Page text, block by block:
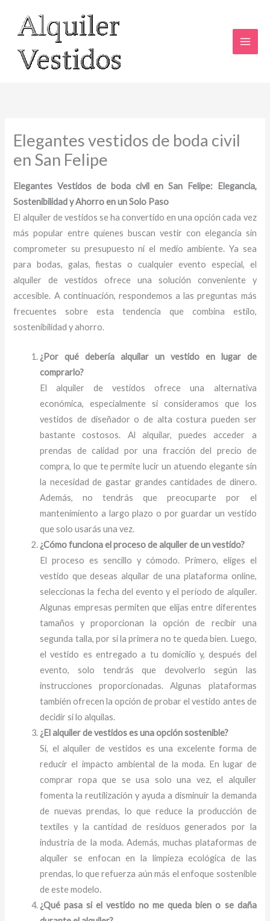
contenido
Elegantes vestidos de boda civil
en San Felipe
Elegantes Vestidos de boda civil en San Felipe: Elegancia,
Sostenibilidad y Ahorro en un Solo Paso
El alquiler de vestidos se ha convertido en una opción cada vez
más popular entre quienes buscan vestir con elegancia sin
comprometer su presupuesto ni el medio ambiente. Ya sea
para bodas, galas, fiestas o cualquier evento especial, el
alquiler de vestidos ofrece una solución conveniente y
accesible. A continuación, respondemos a las preguntas más
frecuentes sobre esta tendencia que combina estilo,
sostenibilidad y ahorro.
¿Por qué debería alquilar un vestido en lugar de
comprarlo?
El alquiler de vestidos ofrece una alternativa
económica, especialmente si consideramos que los
vestidos de diseñador o de alta costura pueden ser
bastante costosos. Al alquilar, puedes acceder a
prendas de calidad por una fracción del precio de
compra, lo que te permite lucir un atuendo elegante sin
la necesidad de gastar grandes cantidades de dinero.
Además, no tendrás que preocuparte por el
mantenimiento a largo plazo o por guardar un vestido
que solo usarás una vez.
¿Cómo funciona el proceso de alquiler de un vestido?
El proceso es sencillo y cómodo. Primero, eliges el
vestido que deseas alquilar de una plataforma online,
seleccionas la fecha del evento y el período de alquiler.
Algunas empresas permiten que elijas entre diferentes
tamaños y proporcionan la opción de recibir una
segunda talla, por si la primera no te queda bien. Luego,
el vestido es entregado a tu domicilio y, después del
evento, solo tendrás que devolverlo según las
instrucciones proporcionadas. Algunas plataformas
también ofrecen la opción de probar el vestido antes de
decidir si lo alquilas.
¿El alquiler de vestidos es una opción sostenible?
Sí, el alquiler de vestidos es una excelente forma de
reducir el impacto ambiental de la moda. En lugar de
comprar ropa que se usa solo una vez, el alquiler
fomenta la reutilización y ayuda a disminuir la demanda
de nuevas prendas, lo que reduce la producción de
textiles y la cantidad de residuos generados por la
industria de la moda. Además, muchas plataformas de
alquiler se enfocan en la limpieza ecológica de las
prendas, lo que refuerza aún más el enfoque sostenible
de este modelo.
¿Qué pasa si el vestido no me queda bien o se daña